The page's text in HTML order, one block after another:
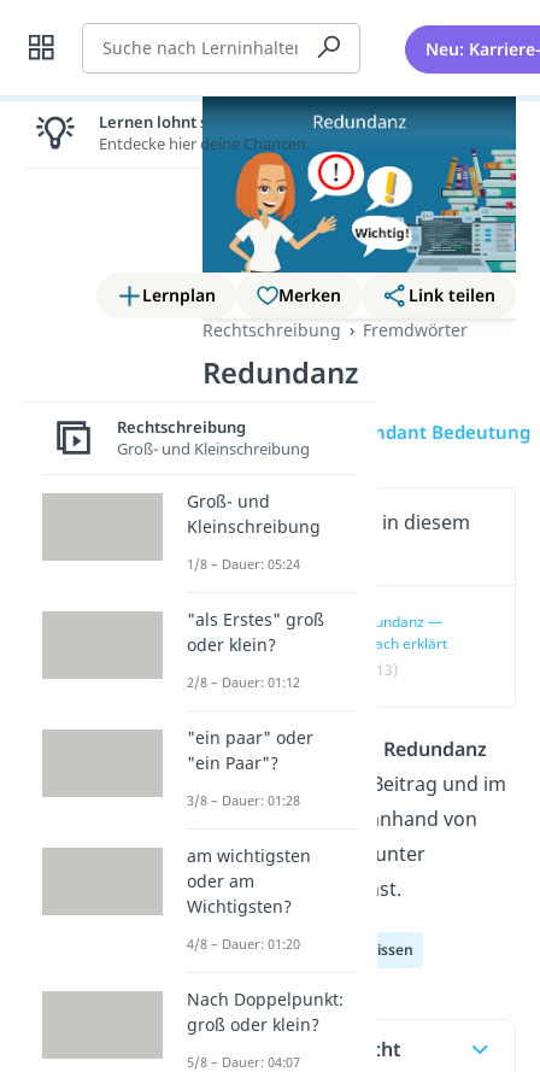
Suche Neu:
Lernplan Merken
Link teilen
Rechtschreibung
Fremdwörter
Redundanz
Übersicht redundant Bedeutung
Wichtige Inhalte in diesem
Redundanz —
einfach erklärt
(00:13)
Fragst du dich, was Redundanz
bedeutet? Hier im Beitrag und im
erfährst du anhand von
Beispielen, was du unter
Redundanz verstehst.
Deutsch Allgemeinwissen
Inhaltsübersicht
Lernen lohnt sich!
Entdecke hier deine Chancen.
Rechtschreibung
Groß- und Kleinschreibung
Groß- und
Kleinschreibung
1/8 – Dauer: 05:24
"als Erstes" groß
oder klein?
2/8 – Dauer: 01:12
"ein paar" oder
"ein Paar"?
3/8 – Dauer: 01:28
am wichtigsten
oder am
Wichtigsten?
4/8 – Dauer: 01:20
Nach Doppelpunkt:
groß oder klein?
5/8 – Dauer: 04:07